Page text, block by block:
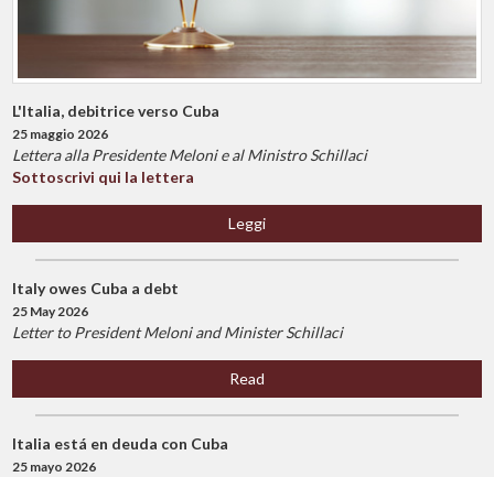
L'Italia, debitrice verso Cuba
25 maggio 2026
Lettera alla Presidente Meloni e al Ministro Schillaci
Sottoscrivi qui la lettera
Leggi
Italy owes Cuba a debt
25 May 2026
Letter to President Meloni and Minister Schillaci
Read
Italia está en deuda con Cuba
25 mayo 2026